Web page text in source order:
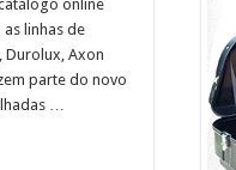
online
linhas de
Durolux, Axon
parte do novo
…